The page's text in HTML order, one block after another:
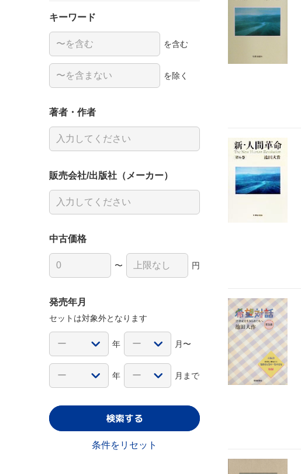
キーワード
を含む
を除く
著者・作者
販売会社/出版社（メーカー）
中古価格
〜 円
発売年月
セットは対象外となります
年 月〜
年 月まで
検索する
条件をリセット